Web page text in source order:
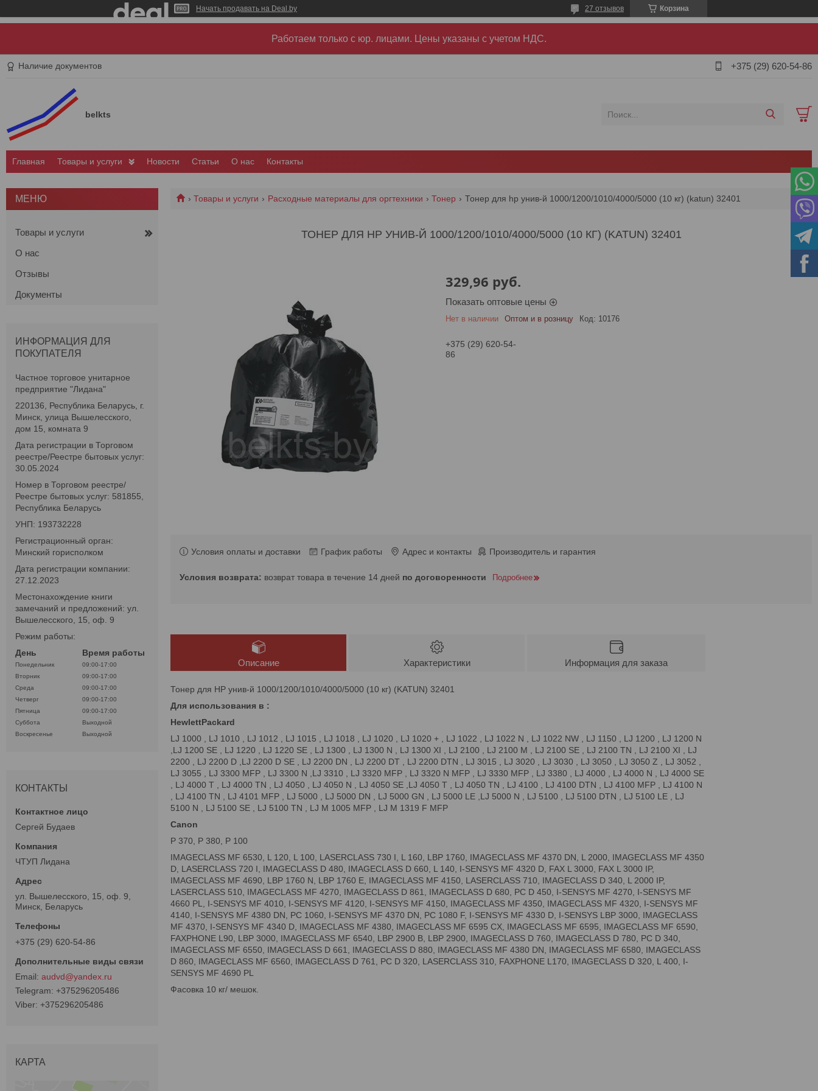
Начать продавать на Deal.by Корзина
27 отзывов
Работаем только с юр. лицами. Цены указаны c учетом НДС.
Наличие документов +375 (29) 620-54-86
belkts
Главная Товары и услуги Новости Статьи О нас Контакты
Товары и услуги Расходные материалы для оргтехники Тонер Тонер для hp унив-й 1000/1200/1010/4000/5000 (10 кг) (katun) 32401
ТОНЕР ДЛЯ HP УНИВ-Й 1000/1200/1010/4000/5000 (10 КГ) (KATUN) 32401
329,96 руб.
Показать оптовые цены
Нет в наличии Оптом и в розницу Код: 10176
+375 (29) 620-54-
86
Условия оплаты и доставки График работы Адрес и контакты Производитель и гарантия
возврат товара в течение 14 дней по договоренности Подробнее
Описание Характеристики Информация для заказа
Тонер для HP унив-й 1000/1200/1010/4000/5000 (10 кг) (KATUN) 32401
Для использования в :
HewlettPackard
LJ 1000 , LJ 1010 , LJ 1012 , LJ 1015 , LJ 1018 , LJ 1020 , LJ 1020 + , LJ 1022 , LJ 1022 N , LJ 1022 NW , LJ 1150 , LJ 1200 , LJ 1200 N
,LJ 1200 SE , LJ 1220 , LJ 1220 SE , LJ 1300 , LJ 1300 N , LJ 1300 XI , LJ 2100 , LJ 2100 M , LJ 2100 SE , LJ 2100 TN , LJ 2100 XI , LJ
2200 , LJ 2200 D ,LJ 2200 D SE , LJ 2200 DN , LJ 2200 DT , LJ 2200 DTN , LJ 3015 , LJ 3020 , LJ 3030 , LJ 3050 , LJ 3050 Z , LJ 3052 ,
LJ 3055 , LJ 3300 MFP , LJ 3300 N ,LJ 3310 , LJ 3320 MFP , LJ 3320 N MFP , LJ 3330 MFP , LJ 3380 , LJ 4000 , LJ 4000 N , LJ 4000 SE
, LJ 4000 T , LJ 4000 TN , LJ 4050 , LJ 4050 N , LJ 4050 SE ,LJ 4050 T , LJ 4050 TN , LJ 4100 , LJ 4100 DTN , LJ 4100 MFP , LJ 4100 N
, LJ 4100 TN , LJ 4101 MFP , LJ 5000 , LJ 5000 DN , LJ 5000 GN , LJ 5000 LE ,LJ 5000 N , LJ 5100 , LJ 5100 DTN , LJ 5100 LE , LJ
5100 N , LJ 5100 SE , LJ 5100 TN , LJ M 1005 MFP , LJ M 1319 F MFP
Canon
P 370, P 380, P 100
IMAGECLASS MF 6530, L 120, L 100, LASERCLASS 730 I, L 160, LBP 1760, IMAGECLASS MF 4370 DN, L 2000, IMAGECLASS MF 4350
D, LASERCLASS 720 I, IMAGECLASS D 480, IMAGECLASS D 660, L 140, I-SENSYS MF 4320 D, FAX L 3000, FAX L 3000 IP,
IMAGECLASS MF 4690, LBP 1760 N, LBP 1760 E, IMAGECLASS MF 4150, LASERCLASS 710, IMAGECLASS D 340, L 2000 IP,
LASERCLASS 510, IMAGECLASS MF 4270, IMAGECLASS D 861, IMAGECLASS D 680, PC D 450, I-SENSYS MF 4270, I-SENSYS MF
4660 PL, I-SENSYS MF 4010, I-SENSYS MF 4120, I-SENSYS MF 4150, IMAGECLASS MF 4350, IMAGECLASS MF 4320, I-SENSYS MF
4140, I-SENSYS MF 4380 DN, PC 1060, I-SENSYS MF 4370 DN, PC 1080 F, I-SENSYS MF 4330 D, I-SENSYS LBP 3000, IMAGECLASS
MF 4370, I-SENSYS MF 4340 D, IMAGECLASS MF 4380, IMAGECLASS MF 6595 CX, IMAGECLASS MF 6595, IMAGECLASS MF 6590,
FAXPHONE L90, LBP 3000, IMAGECLASS MF 6540, LBP 2900 B, LBP 2900, IMAGECLASS D 760, IMAGECLASS D 780, PC D 340,
IMAGECLASS MF 6550, IMAGECLASS D 661, IMAGECLASS D 880, IMAGECLASS MF 4380 DN, IMAGECLASS MF 6580, IMAGECLASS
D 860, IMAGECLASS MF 6560, IMAGECLASS D 761, PC D 320, LASERCLASS 310, FAXPHONE L170, IMAGECLASS D 320, L 400, I-
SENSYS MF 4690 PL
Фасовка 10 кг/ мешок.
Товары и услуги
О нас
Отзывы
Документы
ИНФОРМАЦИЯ ДЛЯ
ПОКУПАТЕЛЯ
Частное торговое унитарное
предприятие "Лидана"
220136, Республика Беларусь, г.
Минск, улица Вышелесского,
дом 15, комната 9
Дата регистрации в Торговом
реестре/Реестре бытовых услуг:
30.05.2024
Номер в Торговом реестре/
Реестре бытовых услуг: 581855,
Республика Беларусь
УНП: 193732228
Регистрационный орган:
Минский горисполком
Дата регистрации компании:
27.12.2023
Местонахождение книги
замечаний и предложений: ул.
Вышелесского, 15, оф. 9
Режим работы:
День
Время работы
Понедельник
09:00-17:00
Вторник
09:00-17:00
Среда
09:00-17:00
Четверг
09:00-17:00
Пятница
09:00-17:00
Суббота
Выходной
Воскресенье
Выходной
КОНТАКТЫ
Сергей Будаев
ЧТУП Лидана
ул. Вышелесского, 15, оф. 9,
Минск, Беларусь
+375 (29) 620-54-86
audvd@yandex.ru
+375296205486
+375296205486
КАРТА